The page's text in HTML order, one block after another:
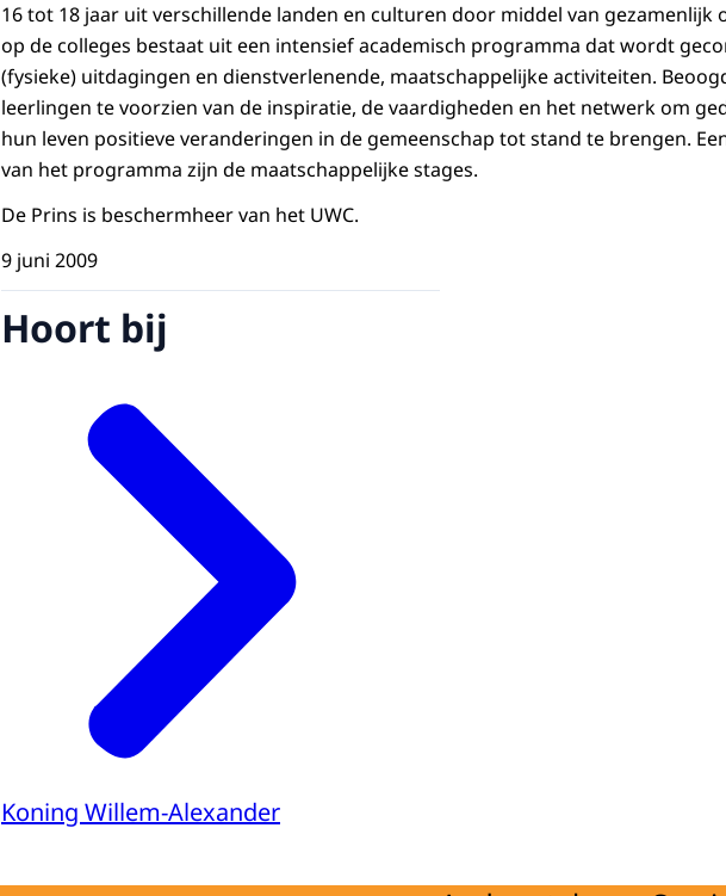
16 tot 18 jaar uit verschillende landen en culturen door middel van gezamenlijk
op de colleges bestaat uit een intensief academisch programma dat wordt
(fysieke) uitdagingen en dienstverlenende, maatschappelijke activiteiten.
leerlingen te voorzien van de inspiratie, de vaardigheden en het netwerk om
hun leven positieve veranderingen in de gemeenschap tot stand te brengen.
van het programma zijn de maatschappelijke stages.
De Prins is beschermheer van het UWC.
9 juni 2009
Hoort bij
Koning Willem-Alexander